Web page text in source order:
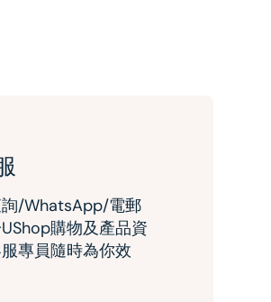
/WhatsApp/電郵
購物及產品資
專員隨時為你效